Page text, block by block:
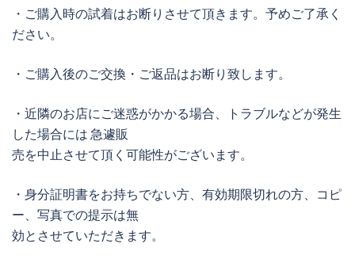
・ご購入時の試着はお断りさせて頂きます。予めご了承く
ださい。
・ご購入後のご交換・ご返品はお断り致します。
・近隣のお店にご迷惑がかかる場合、トラブルなどが発生
した場合には 急遽販
売を中止させて頂く可能性がございます。
・身分証明書をお持ちでない方、有効期限切れの方、コピ
ー、写真での提示は無
効とさせていただきます。